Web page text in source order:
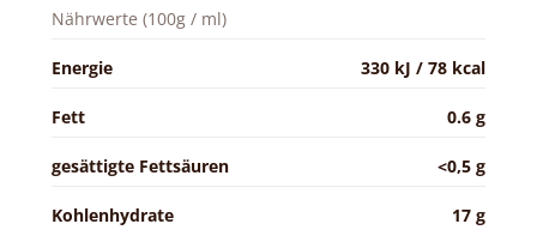
Nährwerte (100g / ml)
Energie 330 kJ / 78 kcal
Fett 0.6 g
gesättigte Fettsäuren <0,5 g
Kohlenhydrate 17 g